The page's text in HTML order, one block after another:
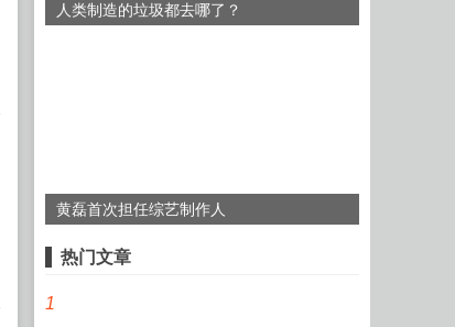
人类制造的垃圾都去哪了？
黄磊首次担任综艺制作人
热门文章
1